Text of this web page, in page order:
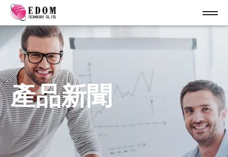
產品新聞